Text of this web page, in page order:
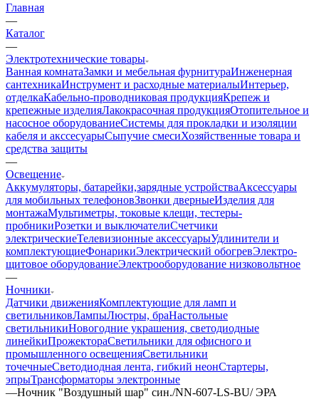
Главная
—
Каталог
—
Электротехнические товары
Ванная комнатаЗамки и мебельная фурнитураИнженерная
сантехникаИнструмент и расходные материалыИнтерьер,
отделкаКабельно-проводниковая продукцияКрепеж и
крепежные изделияЛакокрасочная продукцияОтопительное и
насосное оборудованиеСистемы для прокладки и изоляции
кабеля и акссесуарыСыпучие смесиХозяйственные товара и
средства защиты
—
Освещение
Аккумуляторы, батарейки,зарядные устройстваАксессуары
для мобильных телефоновЗвонки дверныеИзделия для
монтажаМультиметры, токовые клещи, тестеры-
пробникиРозетки и выключателиСчетчики
электрическиеТелевизионные аксессуарыУдлинители и
комплектующиеФонарикиЭлектрический обогревЭлектро-
щитовое оборудованиеЭлектрооборудование низковольтное
—
Ночники
Датчики движенияКомплектующие для ламп и
светильниковЛампыЛюстры, браНастольные
светильникиНовогодние украшения, светодиодные
линейкиПрожектораСветильники для офисного и
промышленного освещенияСветильники
точечныеСветодиодная лента, гибкий неонСтартеры,
эпрыТрансформаторы электронные
—Ночник "Воздушный шар" син./NN-607-LS-BU/ ЭРА